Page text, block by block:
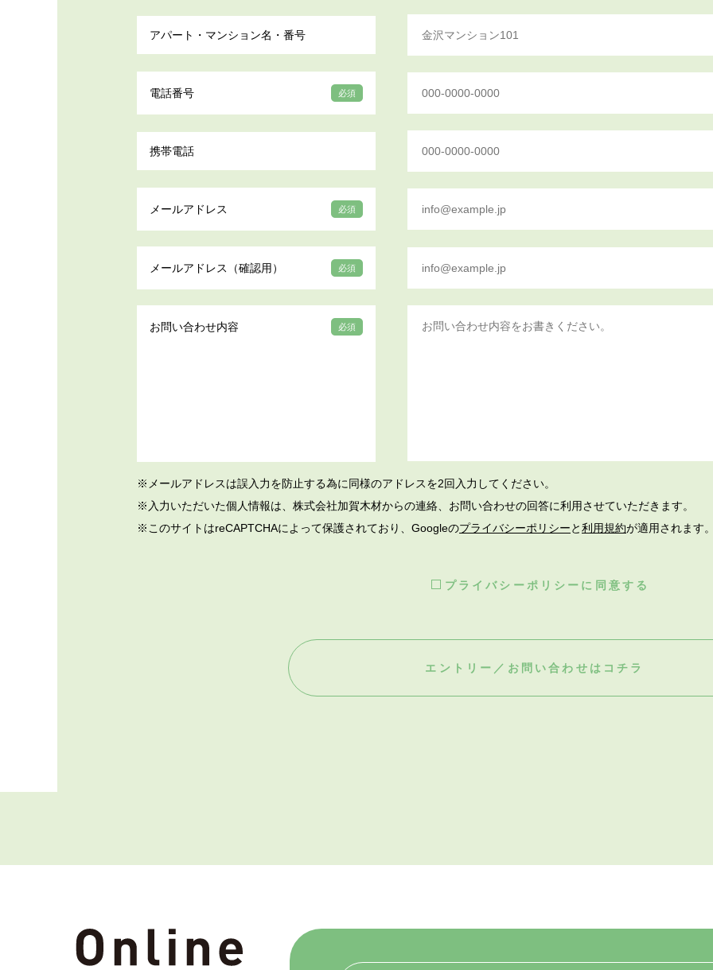
アパート・マンション名・番号
電話番号 必須
携帯電話
メールアドレス 必須
メールアドレス（確認用） 必須
お問い合わせ内容 必須
※メールアドレスは誤入力を防止する為に同様のアドレスを2回入力してください。
※入力いただいた個人情報は、株式会社加賀木材からの連絡、お問い合わせの回答に利用させていただきます。
※このサイトはreCAPTCHAによって保護されており、Googleのプライバシーポリシーと利用規約が適用されます
プライバシーポリシーに同意する